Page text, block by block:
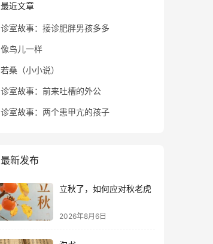
最近文章
诊室故事：接诊肥胖男孩多多
像鸟儿一样
若桑（小小说）
诊室故事：前来吐槽的外公
诊室故事：两个患甲亢的孩子
最新发布
立秋了，如何应对秋老虎
2026年8月6日